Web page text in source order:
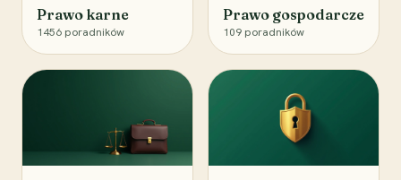
Prawo karne
1456 poradników
Prawo gospodarcze
109 poradników